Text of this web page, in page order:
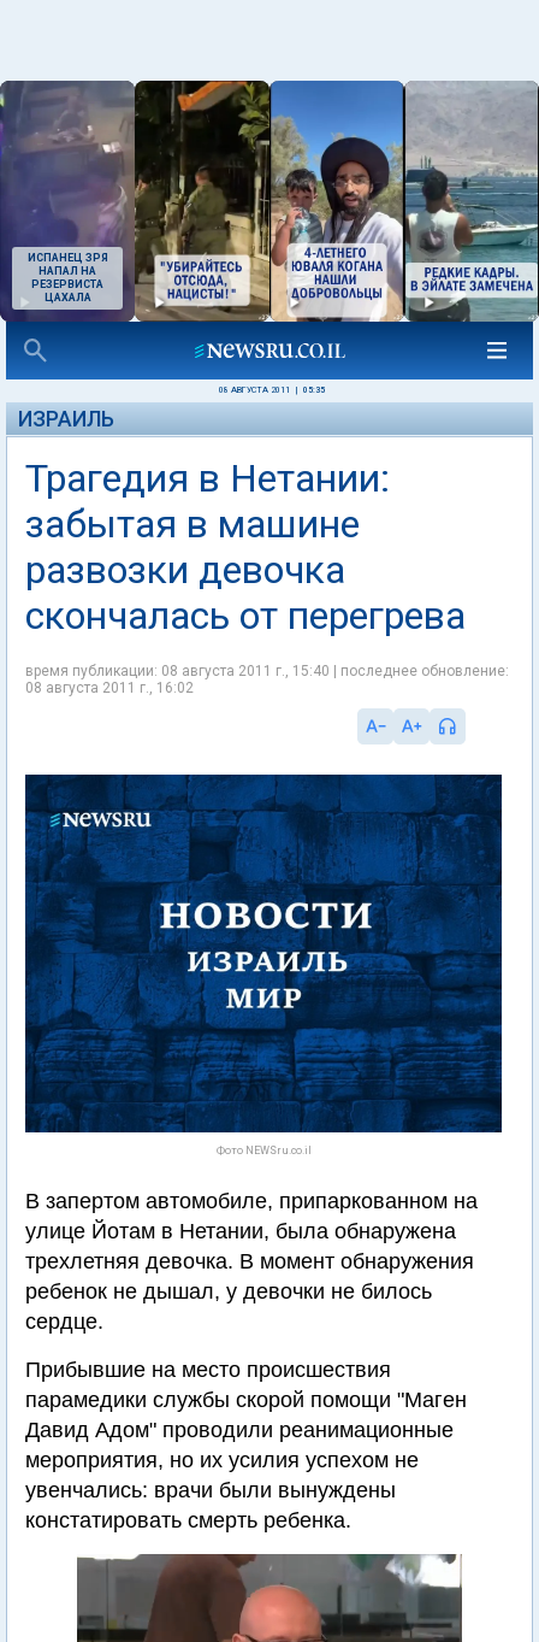
ИСПАНЕЦ ЗРЯ
НАПАЛ НА
РЕЗЕРВИСТА
ЦАХАЛА
08 АВГУСТА 2011 05:35
ИЗРАИЛЬ
Трагедия в Нетании:
забытая в машине
развозки девочка
скончалась от перегрева
время публикации: 08 августа 2011 г., 15:40 | последнее обновление:
08 августа 2011 г., 16:02
Фото NEWSru.co.il
В запертом автомобиле, припаркованном на
улице Йотам в Нетании, была обнаружена
трехлетняя девочка. В момент обнаружения
ребенок не дышал, у девочки не билось
сердце.
Прибывшие на место происшествия
парамедики службы скорой помощи "Маген
Давид Адом" проводили реанимационные
мероприятия, но их усилия успехом не
увенчались: врачи были вынуждены
констатировать смерть ребенка.